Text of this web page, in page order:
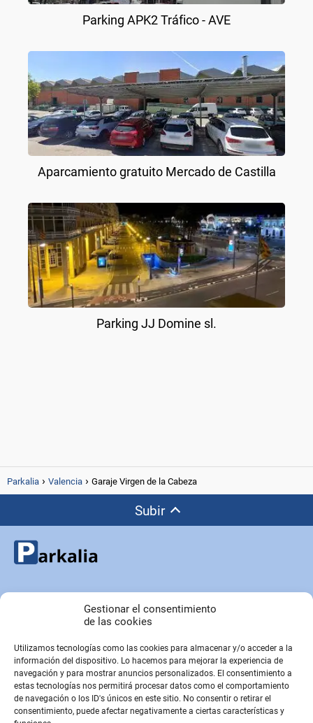
Gestionar el consentimiento
de las cookies
Utilizamos tecnologías como las cookies para almacenar y/o acceder a la
información del dispositivo. Lo hacemos para mejorar la experiencia de
navegación y para mostrar anuncios personalizados. El consentimiento a
estas tecnologías nos permitirá procesar datos como el comportamiento
de navegación o los ID's únicos en este sitio. No consentir o retirar el
consentimiento, puede afectar negativamente a ciertas características y
Parking APK2 Tráfico - AVE
Aparcamiento gratuito Mercado de Castilla
Parking JJ Domine sl.
Parkalia Valencia Garaje Virgen de la Cabeza
Subir
Copyright © Parkalia.es
PÁGINAS EMPRESA
Contacto
Sobre Nosotros
Sitemap